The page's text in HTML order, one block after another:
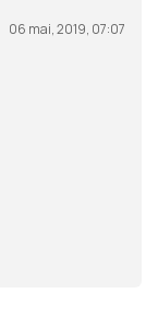
06 mai, 2019, 07:07